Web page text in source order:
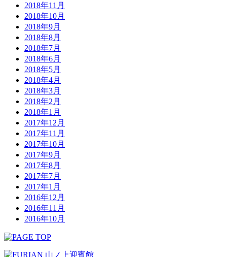
2018年11月
2018年10月
2018年9月
2018年8月
2018年7月
2018年6月
2018年5月
2018年4月
2018年3月
2018年2月
2018年1月
2017年12月
2017年11月
2017年10月
2017年9月
2017年8月
2017年7月
2017年1月
2016年12月
2016年11月
2016年10月